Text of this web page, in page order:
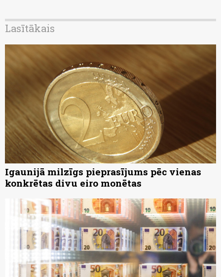
Lasītākais
Igaunijā milzīgs pieprasījums pēc vienas
konkrētas divu eiro monētas